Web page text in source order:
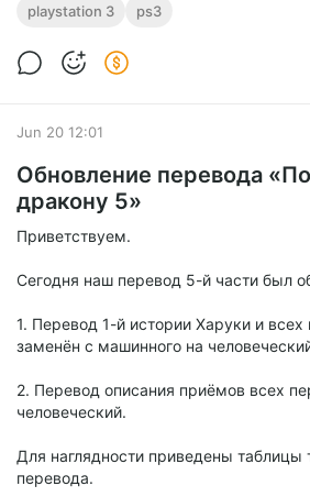
playstation 3
ps3
Jun 20 12:01
Обновление перевода
дракону 5»
Приветствуем.
Сегодня наш перевод 5-й части был
1. Перевод 1-й истории Харуки и
заменён с машинного на
2. Перевод описания приёмов всех
человеческий.
Для наглядности приведены таблицы
перевода.